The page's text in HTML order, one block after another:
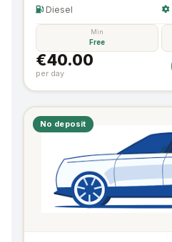
Diesel
Min
Free
€40.00
per day
No deposit